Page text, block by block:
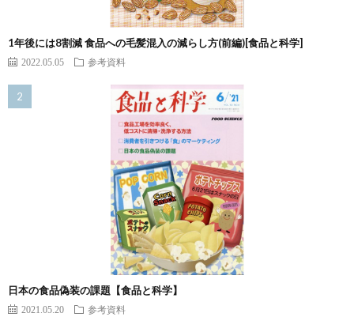
1年後には8割減 食品への毛髪混入の減らし方(前編)[食品と科学]
2022.05.05 参考資料
日本の食品偽装の課題【食品と科学】
2021.05.20 参考資料